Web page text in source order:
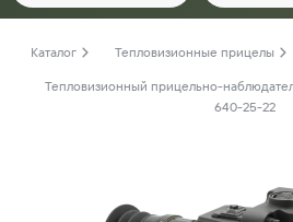
Каталог
Тепловизионные прицелы
Тепловизионный прицельно-
640-25-22